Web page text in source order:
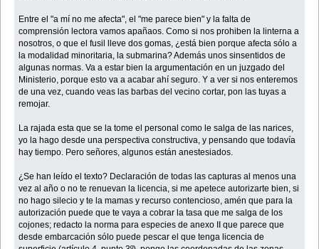
Entre el "a mí no me afecta", el "me parece bien" y la falta de
comprensión lectora vamos apañaos. Como si nos prohiben la linterna a
nosotros, o que el fusil lleve dos gomas, ¿está bien porque afecta sólo a
la modalidad minoritaria, la submarina? Además unos sinsentidos de
algunas normas. Va a estar bien la argumentación en un juzgado del
Ministerio, porque esto va a acabar ahí seguro. Y a ver si nos enteremos
de una vez, cuando veas las barbas del vecino cortar, pon las tuyas a
remojar.
La rajada esta que se la tome el personal como le salga de las narices,
yo la hago desde una perspectiva constructiva, y pensando que todavía
hay tiempo. Pero señores, algunos están anestesiados.
¿Se han leído el texto? Declaración de todas las capturas al menos una
vez al año o no te renuevan la licencia, si me apetece autorizarte bien, si
no hago silecio y te la mamas y recurso contencioso, amén que para la
autorización puede que te vaya a cobrar la tasa que me salga de los
cojones; redacto la norma para especies de anexo II que parece que
desde embarcación sólo puede pescar el que tenga licencia de